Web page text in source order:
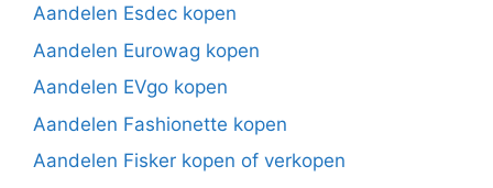
Aandelen Esdec kopen
Aandelen Eurowag kopen
Aandelen EVgo kopen
Aandelen Fashionette kopen
Aandelen Fisker kopen of verkopen